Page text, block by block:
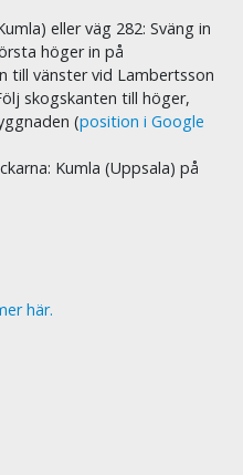
eller väg 282: Sväng in
höger in på
till vänster vid Lambertsson
skogskanten till höger,
(position i Google
Kumla (Uppsala) på
här.